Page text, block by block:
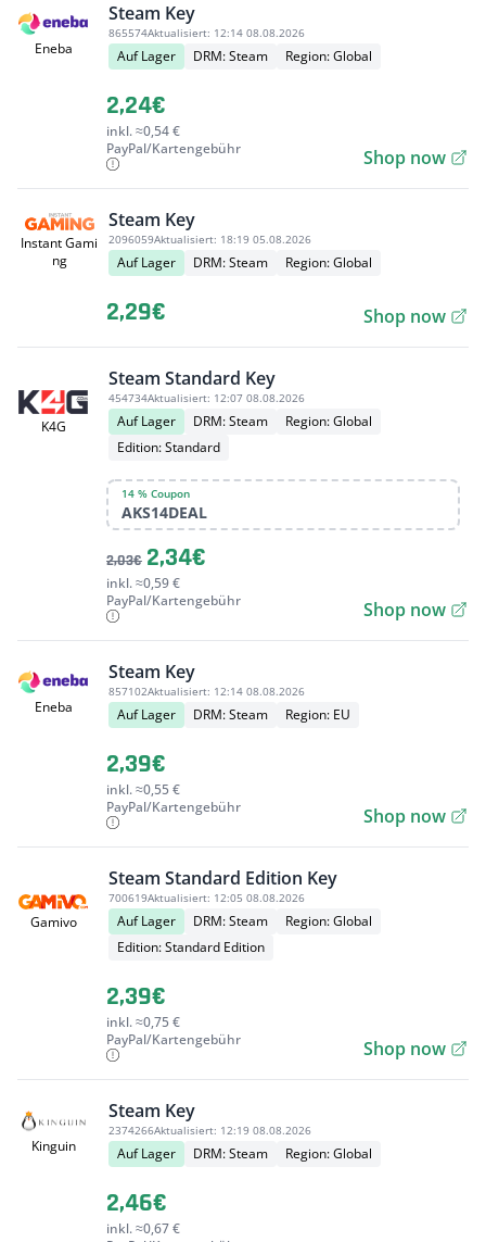
Eneba
Steam Key
865574Aktualisiert: 12:14 08.08.2026
Auf Lager DRM: Steam Region: Global
2,24€
inkl. ≈0,54 €
PayPal/Kartengebühr
Shop now
Instant Gami
ng
Steam Key
2096059Aktualisiert: 18:19 05.08.2026
Auf Lager DRM: Steam Region: Global
2,29€ Shop now
K4G
Steam Standard Key
454734Aktualisiert: 12:07 08.08.2026
Auf Lager DRM: Steam
Region: Global
Edition: Standard
14 % Coupon
AKS14DEAL
2,03€ 2,34€
inkl. ≈0,59 €
PayPal/Kartengebühr
Shop now
Eneba
Steam Key
857102Aktualisiert: 12:14 08.08.2026
Auf Lager DRM: Steam Region: EU
2,39€
inkl. ≈0,55 €
PayPal/Kartengebühr
Shop now
Gamivo
Steam Standard Edition Key
700619Aktualisiert: 12:05 08.08.2026
Auf Lager DRM: Steam
Region: Global
Edition: Standard Edition
2,39€
inkl. ≈0,75 €
PayPal/Kartengebühr
Shop now
Kinguin
Steam Key
2374266Aktualisiert: 12:19 08.08.2026
Auf Lager DRM: Steam Region: Global
2,46€
inkl. ≈0,67 €